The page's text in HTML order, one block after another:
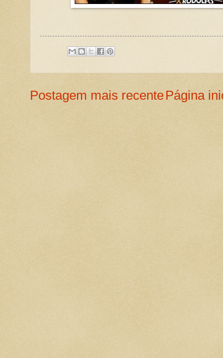
Postagem mais recentePágina